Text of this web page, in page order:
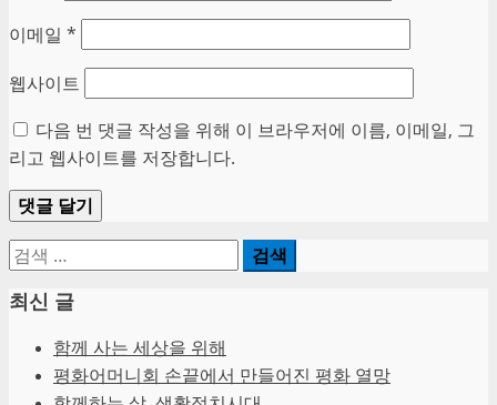
이메일 *
웹사이트
다음 번 댓글 작성을 위해 이 브라우저에 이름, 이메일, 그
리고 웹사이트를 저장합니다.
검
최신 글
함께 사는 세상을 위해
평화어머니회 손끝에서 만들어진 평화 열망